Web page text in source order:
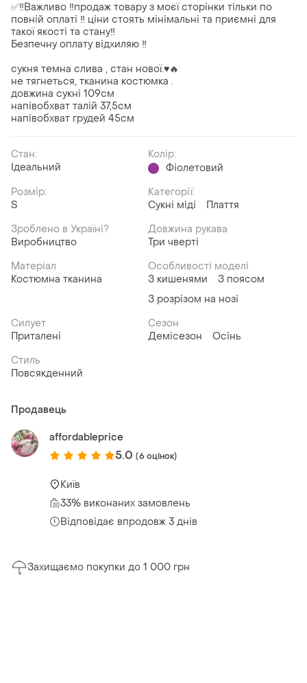
✅‼️Важливо ‼️продаж товару з моєї сторінки тільки по
повній оплаті ‼️ ціни стоять мінімальні та приємні для
такої якості та стану‼️
Безпечну оплату відхиляю ‼️
сукня темна слива , стан нової.♥️🔥
не тягнеться, тканина костюмка .
довжина сукні 109см
напівобхват талій 37,5см
напівобхват грудей 45см
Стан:
Ідеальний
Колір:
Фіолетовий
Розмір:
S
Категорії:
Сукні міді
Плаття
Зроблено в Україні?
Виробництво
Довжина рукава
Три чверті
Матеріал
Костюмна тканина
Особливості моделі
З кишенями
З поясом
З розрізом на нозі
Силует
Приталені
Сезон
Демісезон
Осінь
Стиль
Повсякденний
Продавець
affordableprice
5.0 (6 оцінок)
Київ
33% виконаних замовлень
Відповідає впродовж 3 днів
Захищаємо покупки до 1 000 грн